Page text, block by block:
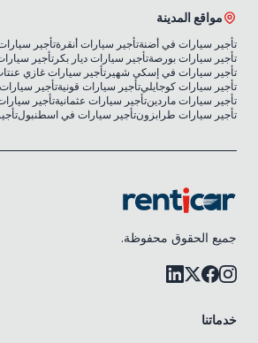
مواقع المدينة
تأجير سيارات في أضنةتأجير سيارات أنقرةتأجير
تأجير سيارات بورصةتأجير سيارات ديار بكرتأجير
تأجير سيارات في إسكي شهيرتأجير سيارات غازي
تأجير سيارات كوجايليتأجير سيارات قونيةتأجير
تأجير سيارات ماردينتأجير سيارات عثمانيةتأجير
تأجير سيارات طرابزونتأجير سيارات في اسطنبول
جميع الحقوق محفوظة.
خدماتنا